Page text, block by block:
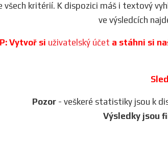
všech kritérií. K dispozici máš i textový
ve výsledcích
Vytvoř si uživatelský účet a stáhni si
Pozor - veškeré statistiky jsou k
Výsledky jsou